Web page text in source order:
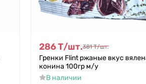
286Т/шт.381 Т/шт.
Гренки Flint ржаные вкус
конина 100гр м/у
В наличии